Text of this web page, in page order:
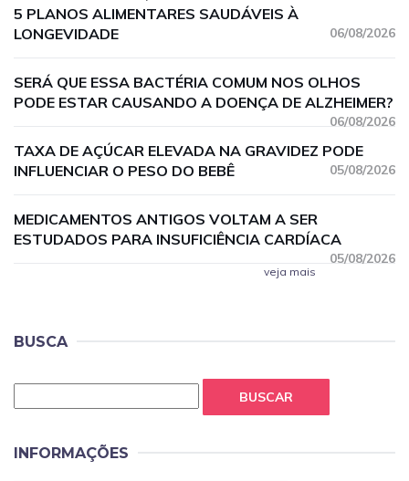
5 PLANOS ALIMENTARES SAUDÁVEIS À
LONGEVIDADE
06/08/2026
SERÁ QUE ESSA BACTÉRIA COMUM NOS OLHOS
PODE ESTAR CAUSANDO A DOENÇA DE ALZHEIMER?
06/08/2026
TAXA DE AÇÚCAR ELEVADA NA GRAVIDEZ PODE
INFLUENCIAR O PESO DO BEBÊ
05/08/2026
MEDICAMENTOS ANTIGOS VOLTAM A SER
ESTUDADOS PARA INSUFICIÊNCIA CARDÍACA
05/08/2026
veja mais
BUSCA
BUSCAR
INFORMAÇÕES